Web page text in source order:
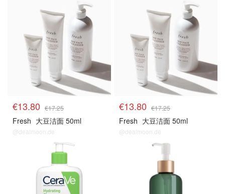
€13.80 €17.25
Fresh 大豆洁面 50ml
@dealmoon.de
€13.80 €17.25
Fresh 大豆洁面 50ml
@dealmoon.de